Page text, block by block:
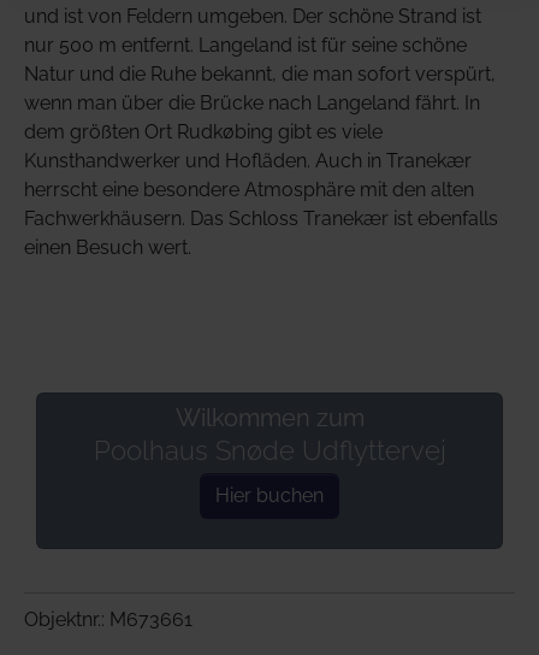
und ist von Feldern umgeben. Der schöne Strand ist
nur 500 m entfernt. Langeland ist für seine schöne
Natur und die Ruhe bekannt, die man sofort verspürt,
wenn man über die Brücke nach Langeland fährt. In
dem größten Ort Rudkøbing gibt es viele
Kunsthandwerker und Hofläden. Auch in Tranekær
herrscht eine besondere Atmosphäre mit den alten
Fachwerkhäusern. Das Schloss Tranekær ist ebenfalls
einen Besuch wert.
Wilkommen zum
Poolhaus Snøde Udflyttervej
Hier buchen
Objektnr.: M673661